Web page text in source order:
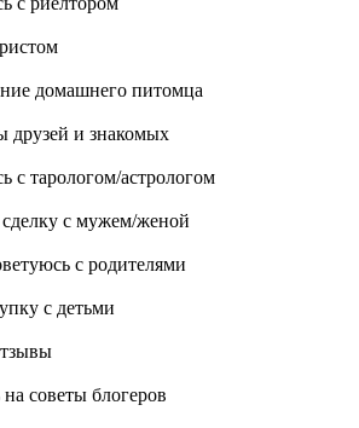
домашнего питомца
друзей и знакомых
с тарологом/астрологом
с мужем/женой
с родителями
с детьми
советы блогеров